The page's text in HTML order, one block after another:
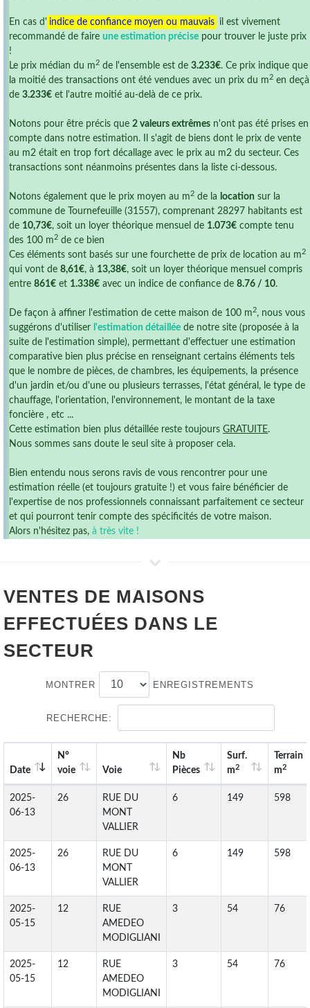
En cas d' indice de confiance moyen ou mauvais il est vivement
recommandé de faire une estimation précise pour trouver le juste prix
!
Le prix médian du m 2 de l'ensemble est de 3.233€. Ce prix indique que
la moitié des transactions ont été vendues avec un prix du m 2 en deçà
de 3.233€ et l'autre moitié au-delà de ce prix.
Notons pour être précis que 2 valeurs extrêmes n'ont pas été prises en
compte dans notre estimation. Il s'agit de biens dont le prix de vente
au m2 était en trop fort décallage avec le prix au m2 du secteur. Ces
transactions sont néanmoins présentes dans la liste ci-dessous.
Notons également que le prix moyen au m 2 de la location sur la
commune de Tournefeuille (31557), comprenant 28297 habitants est
de 10,73€, soit un loyer théorique mensuel de 1.073€ compte tenu
des 100 m 2 de ce bien
Ces éléments sont basés sur une fourchette de prix de location au m 2
qui vont de 8,61€, à 13,38€, soit un loyer théorique mensuel compris
entre 861€ et 1.338€ avec un indice de confiance de 8.76 / 10.
De façon à affiner l'estimation de cette maison de 100 m 2, nous vous
suggérons d'utiliser l'estimation détaillée de notre site (proposée à la
suite de l'estimation simple), permettant d'effectuer une estimation
comparative bien plus précise en renseignant certains éléments tels
que le nombre de pièces, de chambres, les équipements, la présence
d'un jardin et/ou d'une ou plusieurs terrasses, l'état général, le type de
chauffage, l'orientation, l'environnement, le montant de la taxe
foncière , etc ...
Cette estimation bien plus détaillée reste toujours GRATUITE.
Nous sommes sans doute le seul site à proposer cela.
Bien entendu nous serons ravis de vous rencontrer pour une
estimation réelle (et toujours gratuite !) et vous faire bénéficier de
l'expertise de nos professionnels connaissant parfaitement ce secteur
et qui pourront tenir compte des spécificités de votre maison.
Alors n'hésitez pas, à très vite !
VENTES DE MAISONS
EFFECTUÉES DANS LE
SECTEUR
MONTRER ENREGISTREMENTS
RECHERCHE:
Date
N°
voie
Voie
Nb
Pièces
Surf.
m2
Terrain
m2
2025-
06-13
26
RUE DU
MONT
VALLIER
6 149 598
2025-
06-13
26
RUE DU
MONT
VALLIER
6 149 598
2025-
05-15
12
RUE
AMEDEO
MODIGLIANI
3 54 76
2025-
05-15
12
RUE
AMEDEO
MODIGLIANI
3 54 76